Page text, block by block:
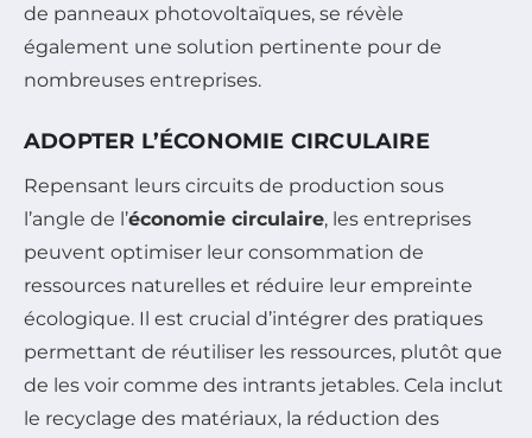
de panneaux photovoltaïques, se révèle
également une solution pertinente pour de
nombreuses entreprises.
ADOPTER L’ÉCONOMIE CIRCULAIRE
Repensant leurs circuits de production sous
l’angle de l’économie circulaire, les entreprises
peuvent optimiser leur consommation de
ressources naturelles et réduire leur empreinte
écologique. Il est crucial d’intégrer des pratiques
permettant de réutiliser les ressources, plutôt que
de les voir comme des intrants jetables. Cela inclut
le recyclage des matériaux, la réduction des